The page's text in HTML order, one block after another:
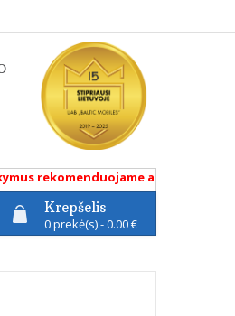
rekomenduojame atlikti renkantis
Krepšelis
0 prekė(s) - 0.00 €